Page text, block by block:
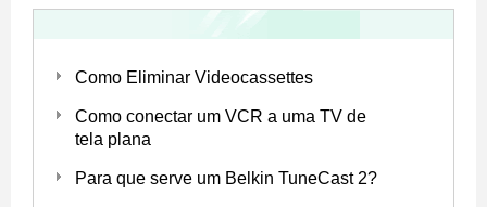
Como Eliminar Videocassettes
Como conectar um VCR a uma TV de
tela plana
Para que serve um Belkin TuneCast 2?